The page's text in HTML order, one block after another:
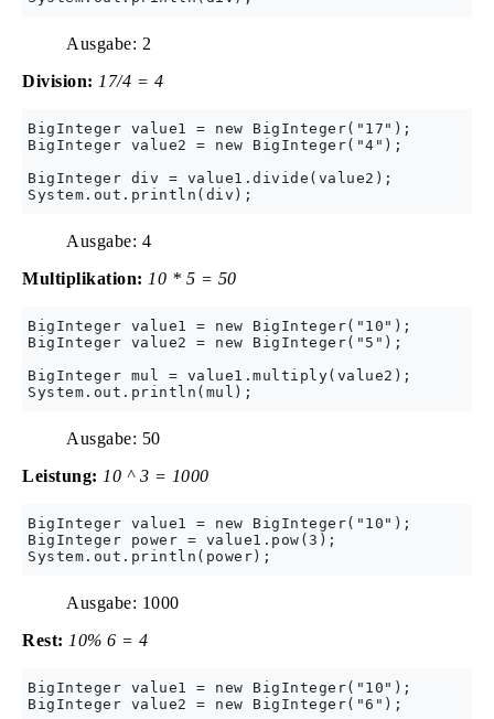
Ausgabe: 2
Division: 17/4 = 4
BigInteger value1 = new BigInteger("17");
BigInteger value2 = new BigInteger("4");
BigInteger div = value1.divide(value2);
Ausgabe: 4
Multiplikation: 10 * 5 = 50
BigInteger value1 = new BigInteger("10");
BigInteger value2 = new BigInteger("5");
BigInteger mul = value1.multiply(value2);
Ausgabe: 50
Leistung: 10 ^ 3 = 1000
BigInteger value1 = new BigInteger("10");
BigInteger power = value1.pow(3);
Ausgabe: 1000
Rest: 10% 6 = 4
BigInteger value1 = new BigInteger("10");
BigInteger value2 = new BigInteger("6");